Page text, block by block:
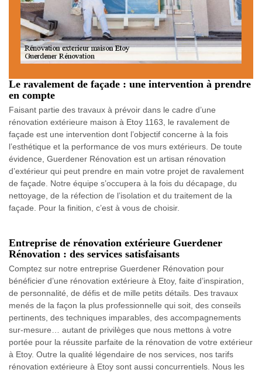
Le ravalement de façade : une intervention à prendre
en compte
Faisant partie des travaux à prévoir dans le cadre d’une
rénovation extérieure maison à Etoy 1163, le ravalement de
façade est une intervention dont l’objectif concerne à la fois
l’esthétique et la performance de vos murs extérieurs. De toute
évidence, Guerdener Rénovation est un artisan rénovation
d’extérieur qui peut prendre en main votre projet de ravalement
de façade. Notre équipe s’occupera à la fois du décapage, du
nettoyage, de la réfection de l’isolation et du traitement de la
façade. Pour la finition, c’est à vous de choisir.
Entreprise de rénovation extérieure Guerdener
Rénovation : des services satisfaisants
Comptez sur notre entreprise Guerdener Rénovation pour
bénéficier d’une rénovation extérieure à Etoy, faite d’inspiration,
de personnalité, de défis et de mille petits détails. Des travaux
menés de la façon la plus professionnelle qui soit, des conseils
pertinents, des techniques imparables, des accompagnements
sur-mesure… autant de privilèges que nous mettons à votre
portée pour la réussite parfaite de la rénovation de votre extérieur
à Etoy. Outre la qualité légendaire de nos services, nos tarifs
rénovation extérieure à Etoy sont aussi concurrentiels. Nous les